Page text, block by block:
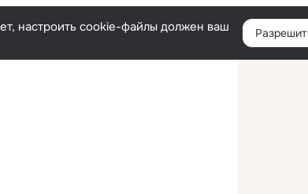
Русский
настроить cookie-файлы должен ваш